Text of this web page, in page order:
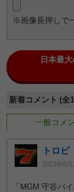
※画像長押しで
日本最
新着コメント (全
一般コメ
トロピ
2023年8
「MGM 守谷バ